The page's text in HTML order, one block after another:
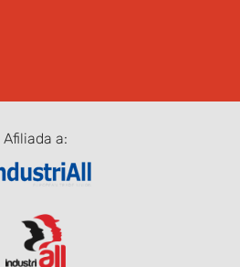
Afiliada a: